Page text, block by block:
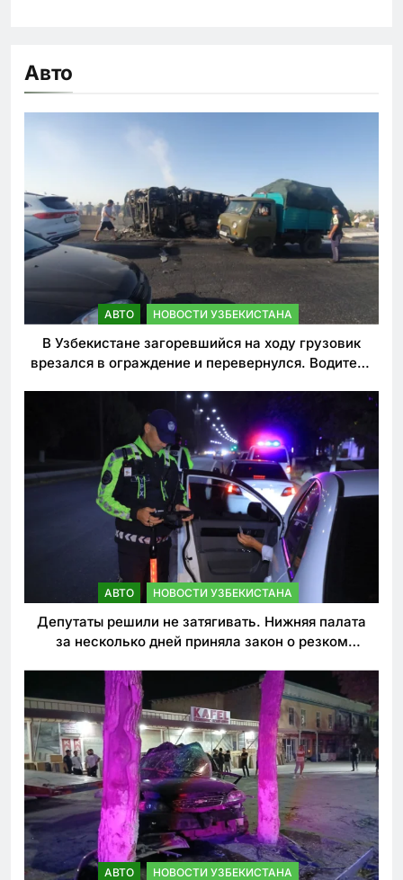
Авто
АВТО НОВОСТИ УЗБЕКИСТАНА
В Узбекистане загоревшийся на ходу грузовик
врезался в ограждение и перевернулся. Водитель
АВТО НОВОСТИ УЗБЕКИСТАНА
Депутаты решили не затягивать. Нижняя палата
за несколько дней приняла закон о резком
АВТО НОВОСТИ УЗБЕКИСТАНА